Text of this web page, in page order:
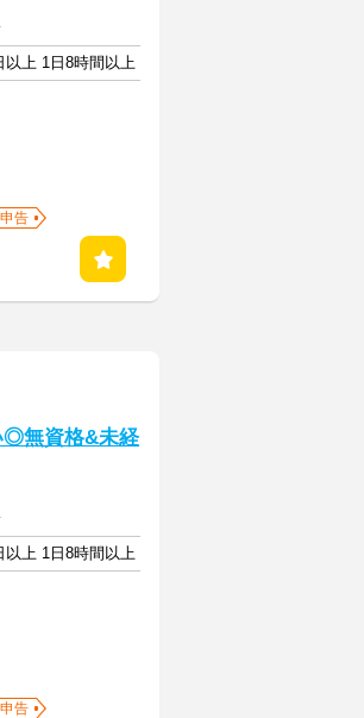
以上 1日8時間以上
告
◎無資格&未経
以上 1日8時間以上
告